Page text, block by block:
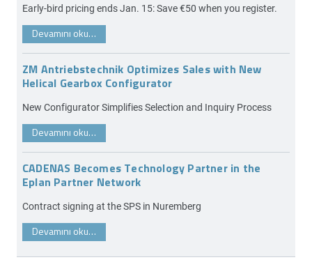
Early-bird pricing ends Jan. 15: Save €50 when you register.
Devamını oku…
ZM Antriebstechnik Optimizes Sales with New
Helical Gearbox Configurator
New Configurator Simplifies Selection and Inquiry Process
Devamını oku…
CADENAS Becomes Technology Partner in the
Eplan Partner Network
Contract signing at the SPS in Nuremberg
Devamını oku…